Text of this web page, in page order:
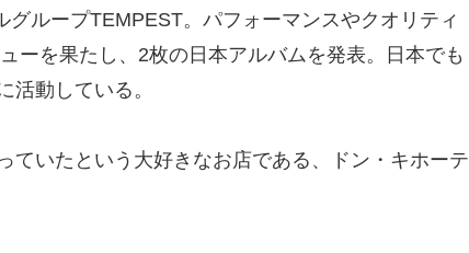
ループTEMPEST。パフォーマンスやクオリティ
ーを果たし、2枚の日本アルバムを発表。日本でも
活動している。
ていたという大好きなお店である、ドン・キホーテ